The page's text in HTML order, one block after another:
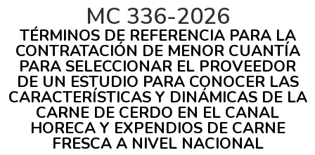
MC 336-2026
TÉRMINOS DE REFERENCIA PARA LA
CONTRATACIÓN DE MENOR CUANTÍA
PARA SELECCIONAR EL PROVEEDOR
DE UN ESTUDIO PARA CONOCER LAS
CARACTERÍSTICAS Y DINÁMICAS DE LA
CARNE DE CERDO EN EL CANAL
HORECA Y EXPENDIOS DE CARNE
FRESCA A NIVEL NACIONAL